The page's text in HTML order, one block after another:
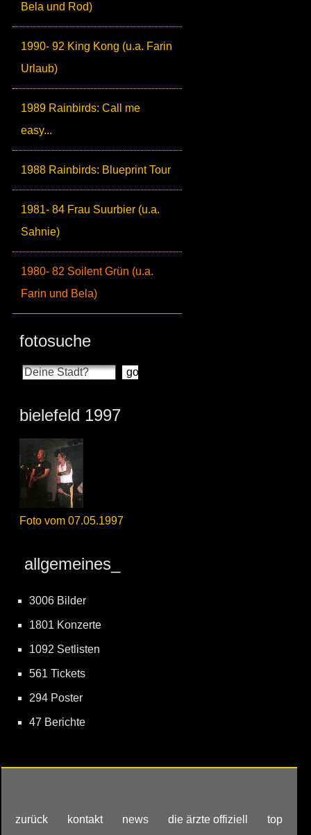
Bela und Rod)
1990- 92 King Kong (u.a. Farin
Urlaub)
1989 Rainbirds: Call me
easy...
1988 Rainbirds: Blueprint Tour
1981- 84 Frau Suurbier (u.a.
Sahnie)
1980- 82 Soilent Grün (u.a.
Farin und Bela)
fotosuche
bielefeld 1997
Foto vom 07.05.1997
allgemeines_
3006 Bilder
1801 Konzerte
1092 Setlisten
561 Tickets
294 Poster
47 Berichte
zurück kontakt news die ärzte offiziell top